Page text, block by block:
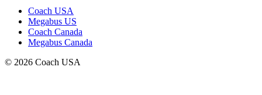
Coach USA
Megabus US
Coach Canada
Megabus Canada
© 2026 Coach USA